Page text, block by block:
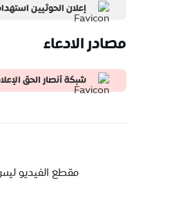
إعلان الحوثيين
مصادر الادعاء
شبكة أنصار الحق
مقطع الفيديو